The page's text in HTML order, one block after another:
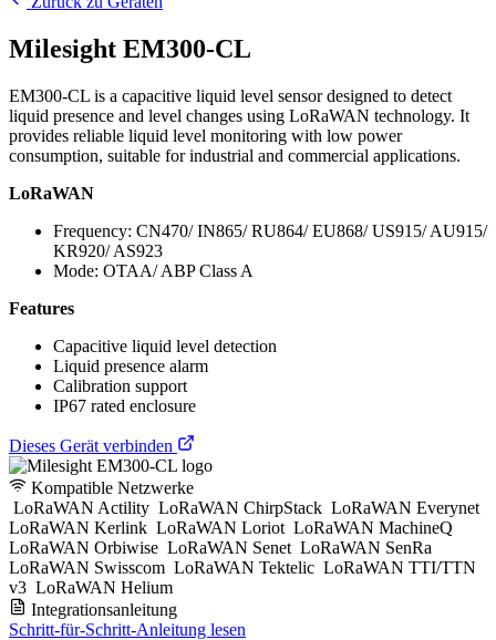
Milesight EM300-CL
EM300-CL is a capacitive liquid level sensor designed to detect
liquid presence and level changes using LoRaWAN technology. It
provides reliable liquid level monitoring with low power
consumption, suitable for industrial and commercial applications.
LoRaWAN
Frequency: CN470/ IN865/ RU864/ EU868/ US915/ AU915/
KR920/ AS923
Mode: OTAA/ ABP Class A
Features
Capacitive liquid level detection
Liquid presence alarm
Calibration support
IP67 rated enclosure
Dieses Gerät verbinden
Kompatible Netzwerke
LoRaWAN Actility LoRaWAN ChirpStack LoRaWAN Everynet
LoRaWAN Kerlink LoRaWAN Loriot LoRaWAN MachineQ
LoRaWAN Orbiwise LoRaWAN Senet LoRaWAN SenRa
LoRaWAN Swisscom LoRaWAN Tektelic LoRaWAN TTI/TTN
v3 LoRaWAN Helium
Integrationsanleitung
Schritt-für-Schritt-Anleitung lesen